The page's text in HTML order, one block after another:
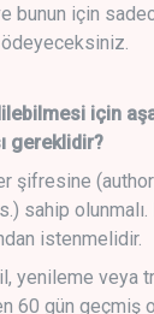
bunun için
ödeyeceksiniz.
için
gereklidir?
şifresine
sahip
istenmelidir.
yenileme veya
60 gün geçmiş